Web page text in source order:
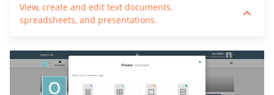
View, create and edit text documents,
spreadsheets, and presentations.